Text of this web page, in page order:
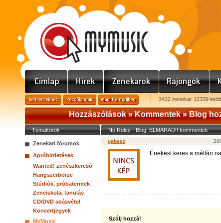
3422 zenekar 12339
Hozzászólások »Kommentek»Blog
Témakörök
Zenekari fórumok
Apróhirdetések
Wanted! zenészkeresõ
Hangszerbörze
Stúdiók, próbatermek
Zeneiskola, tanulás
CD/DVD adásvétel
Koncertjegyek
MyMusic
No Rules - Blog: ELMARAD!! kommentek
gabesz
Énekest keres a méltán
Szólj hozzá!